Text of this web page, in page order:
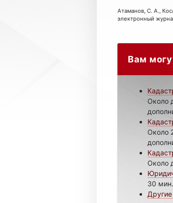
Атаманов, С. А.,
электронный
Вам
Около
Около
Около
30